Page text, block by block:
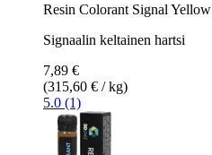
Resin Colorant Signal Yellow
Signaalin keltainen hartsi
7,89 €
(315,60 € / kg)
5.0 (1)